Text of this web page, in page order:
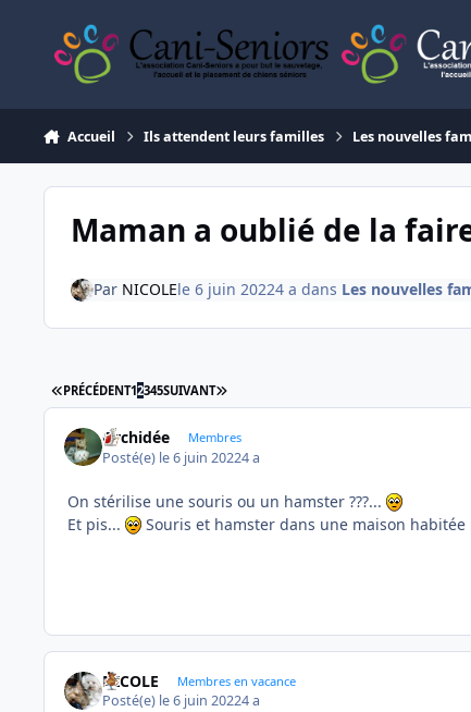
Accueil Ils attendent leurs familles Les nouvelles
Maman a oublié de la
Par NICOLEle 6 juin 20224 a dans Les nouvelles
PREMIÈRE PAGE
PRÉCÉDENT12345SUIVANT DERNIÈRE PAGE
Orchidée Membres
Posté(e) le 6 juin 20224 a
On stérilise une souris ou un hamster ???...
Et pis...
Souris et hamster dans une maison habitée
NICOLE Membres en vacance
Posté(e) le 6 juin 20224 a